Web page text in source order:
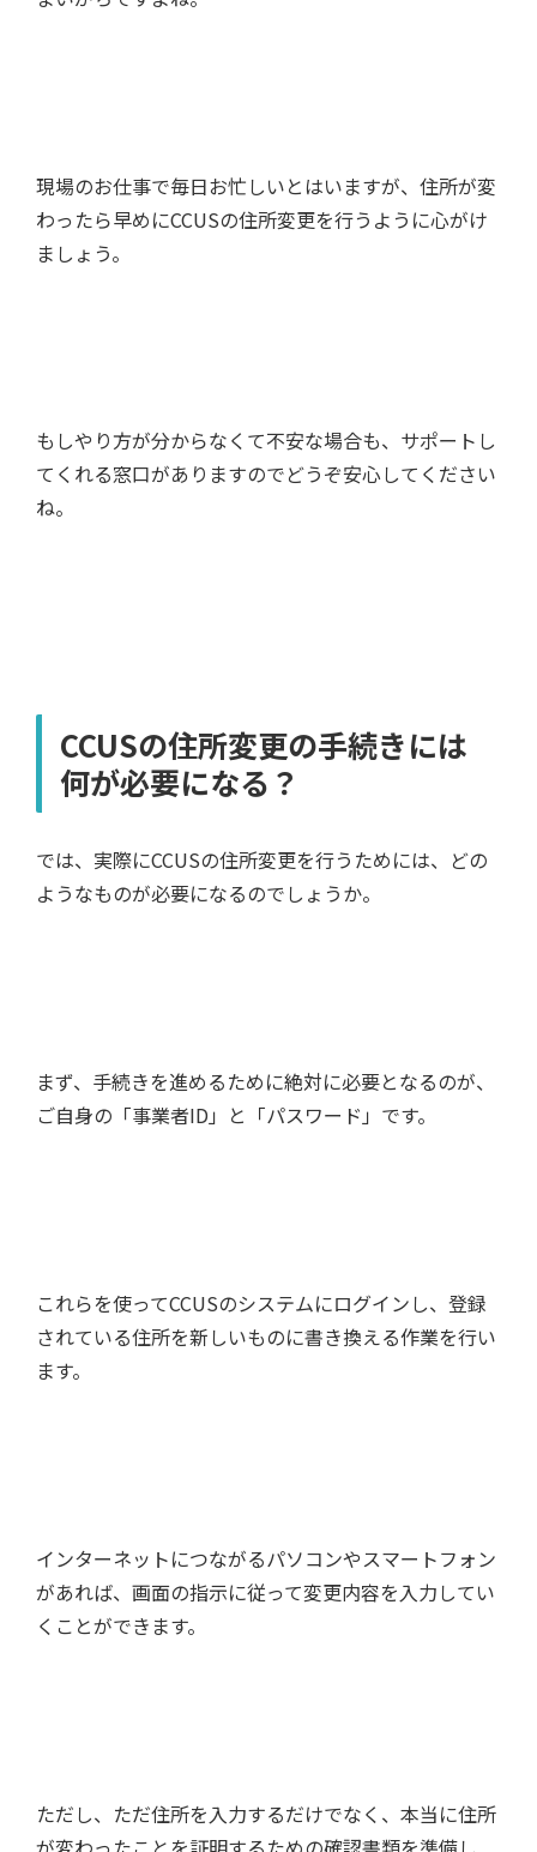
現場のお仕事で毎日お忙しいとはいますが、住所が変
わったら早めにCCUSの住所変更を行うように心がけ
ましょう。
もしやり方が分からなくて不安な場合も、サポートし
てくれる窓口がありますのでどうぞ安心してください
ね。
CCUSの住所変更の手続きには
何が必要になる？
では、実際にCCUSの住所変更を行うためには、どの
ようなものが必要になるのでしょうか。
まず、手続きを進めるために絶対に必要となるのが、
ご自身の「事業者ID」と「パスワード」です。
これらを使ってCCUSのシステムにログインし、登録
されている住所を新しいものに書き換える作業を行い
ます。
インターネットにつながるパソコンやスマートフォン
があれば、画面の指示に従って変更内容を入力してい
くことができます。
ただし、ただ住所を入力するだけでなく、本当に住所